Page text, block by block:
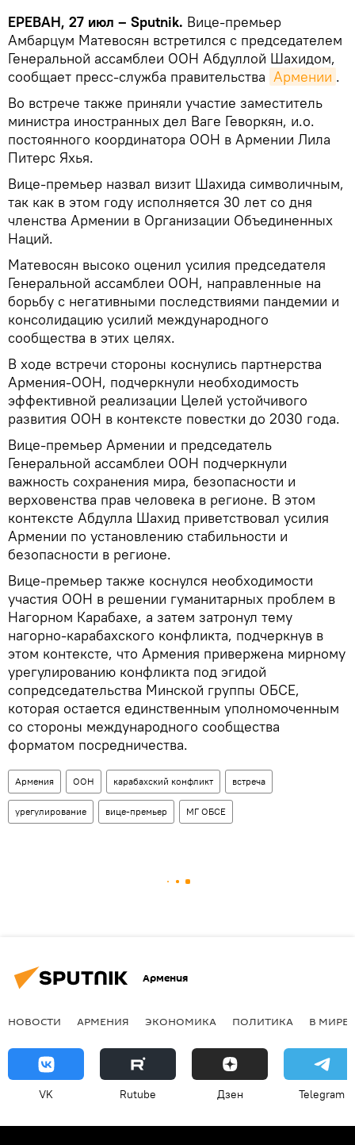
ЕРЕВАН, 27 июл – Sputnik. Вице-премьер
Амбарцум Матевосян встретился с председателем
Генеральной ассамблеи ООН Абдуллой Шахидом,
сообщает пресс-служба правительства Армении .
Во встрече также приняли участие заместитель
министра иностранных дел Ваге Геворкян, и.о.
постоянного координатора ООН в Армении Лила
Питерс Яхья.
Вице-премьер назвал визит Шахида символичным,
так как в этом году исполняется 30 лет со дня
членства Армении в Организации Объединенных
Наций.
Матевосян высоко оценил усилия председателя
Генеральной ассамблеи ООН, направленные на
борьбу с негативными последствиями пандемии и
консолидацию усилий международного
сообщества в этих целях.
В ходе встречи стороны коснулись партнерства
Армения-ООН, подчеркнули необходимость
эффективной реализации Целей устойчивого
развития ООН в контексте повестки до 2030 года.
Вице-премьер Армении и председатель
Генеральной ассамблеи ООН подчеркнули
важность сохранения мира, безопасности и
верховенства прав человека в регионе. В этом
контексте Абдулла Шахид приветствовал усилия
Армении по установлению стабильности и
безопасности в регионе.
Вице-премьер также коснулся необходимости
участия ООН в решении гуманитарных проблем в
Нагорном Карабахе, а затем затронул тему
нагорно-карабахского конфликта, подчеркнув в
этом контексте, что Армения привержена мирному
урегулированию конфликта под эгидой
сопредседательства Минской группы ОБСЕ,
которая остается единственным уполномоченным
со стороны международного сообщества
форматом посредничества.
Армения ООН карабахский конфликт встреча
урегулирование вице-премьер МГ ОБСЕ
Армения
НОВОСТИ АРМЕНИЯ ЭКОНОМИКА ПОЛИТИКА В МИРЕ
VK Rutube Дзен Telegram